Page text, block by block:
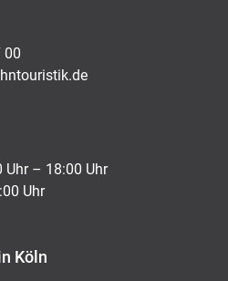
00
eka@ofni
Uhr – 18:00 Uhr
Uhr
Köln